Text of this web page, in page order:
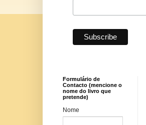
Formulário de
Contacto (mencione o
nome do livro que
pretende)
Nome